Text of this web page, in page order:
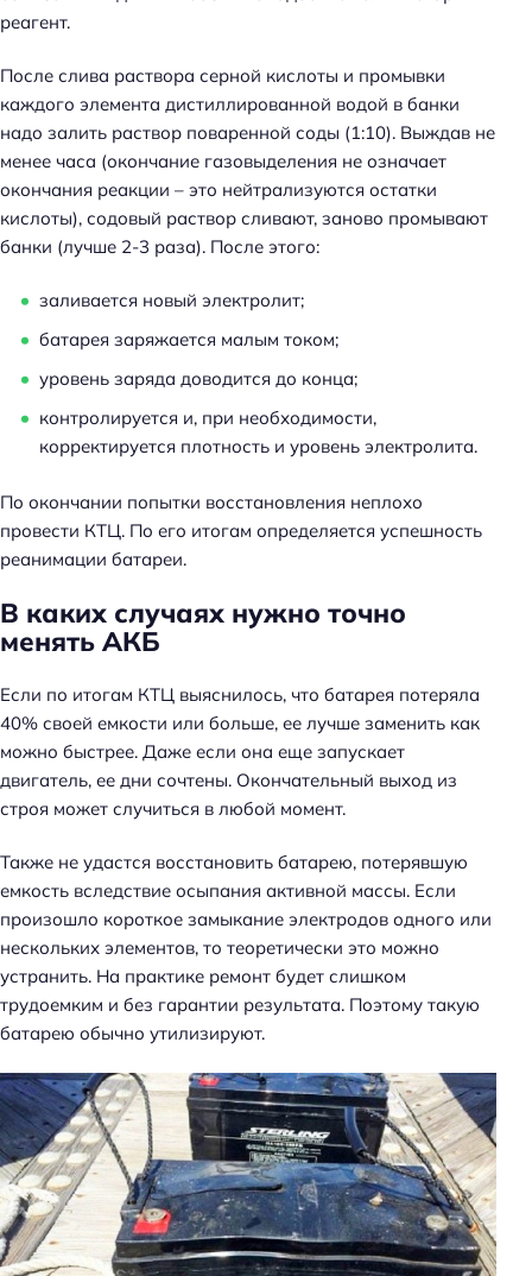
реагент.
После слива раствора серной кислоты и промывки
каждого элемента дистиллированной водой в банки
надо залить раствор поваренной соды (1:10). Выждав не
менее часа (окончание газовыделения не означает
окончания реакции – это нейтрализуются остатки
кислоты), содовый раствор сливают, заново промывают
банки (лучше 2-3 раза). После этого:
заливается новый электролит;
батарея заряжается малым током;
уровень заряда доводится до конца;
контролируется и, при необходимости,
корректируется плотность и уровень электролита.
По окончании попытки восстановления неплохо
провести КТЦ. По его итогам определяется успешность
реанимации батареи.
В каких случаях нужно точно
менять АКБ
Если по итогам КТЦ выяснилось, что батарея потеряла
40% своей емкости или больше, ее лучше заменить как
можно быстрее. Даже если она еще запускает
двигатель, ее дни сочтены. Окончательный выход из
строя может случиться в любой момент.
Также не удастся восстановить батарею, потерявшую
емкость вследствие осыпания активной массы. Если
произошло короткое замыкание электродов одного или
нескольких элементов, то теоретически это можно
устранить. На практике ремонт будет слишком
трудоемким и без гарантии результата. Поэтому такую
батарею обычно утилизируют.